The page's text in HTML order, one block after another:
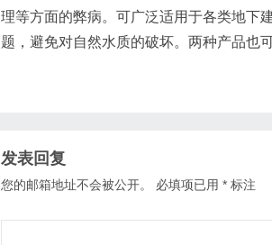
理等方面的弊病。可广泛适用于各类地下
题，避免对自然水质的破坏。两种产品也
发表回复
您的邮箱地址不会被公开。 必填项已用 * 标注